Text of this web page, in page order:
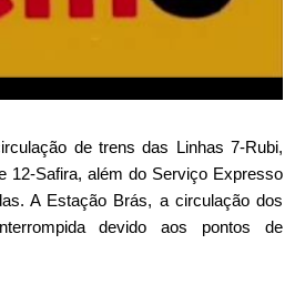
de trens das Linhas 7-Rubi,
12-Safira, além do Serviço Expresso
A Estação Brás, a circulação dos
devido aos pontos de